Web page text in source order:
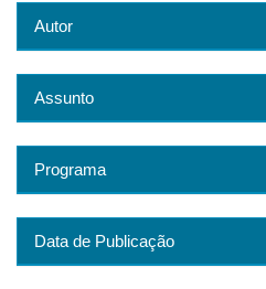
Autor
Assunto
Programa
Data de Publicação